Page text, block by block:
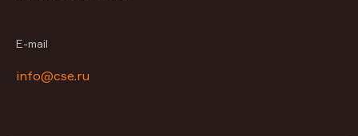
E-mail
info@cse.ru